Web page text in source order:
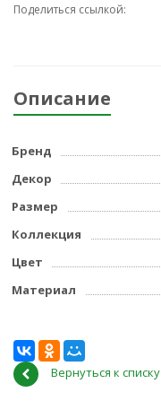
Поделиться ссылкой:
Описание
Бренд
Декор
Размер
Коллекция
Цвет
Материал
Вернуться к списку